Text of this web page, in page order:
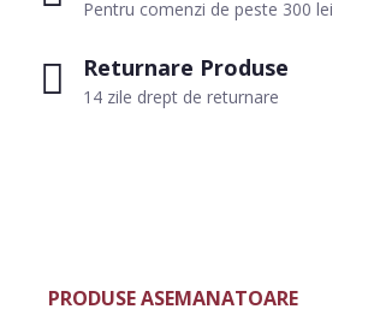
Pentru comenzi de peste 300 lei
Returnare Produse
14 zile drept de returnare
PRODUSE ASEMANATOARE